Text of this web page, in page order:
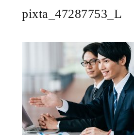
pixta_47287753_L